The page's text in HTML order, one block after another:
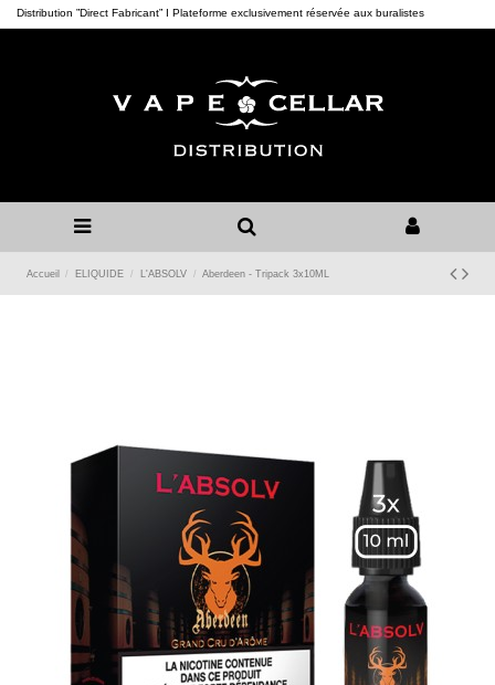
Distribution ”Direct Fabricant” I Plateforme exclusivement réservée aux buralistes
Accueil ELIQUIDE L'ABSOLV Aberdeen - Tripack 3x10ML